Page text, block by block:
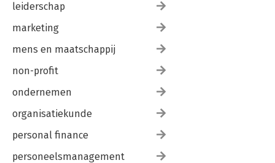
leiderschap
marketing
mens en maatschappij
non-profit
ondernemen
organisatiekunde
personal finance
personeelsmanagement